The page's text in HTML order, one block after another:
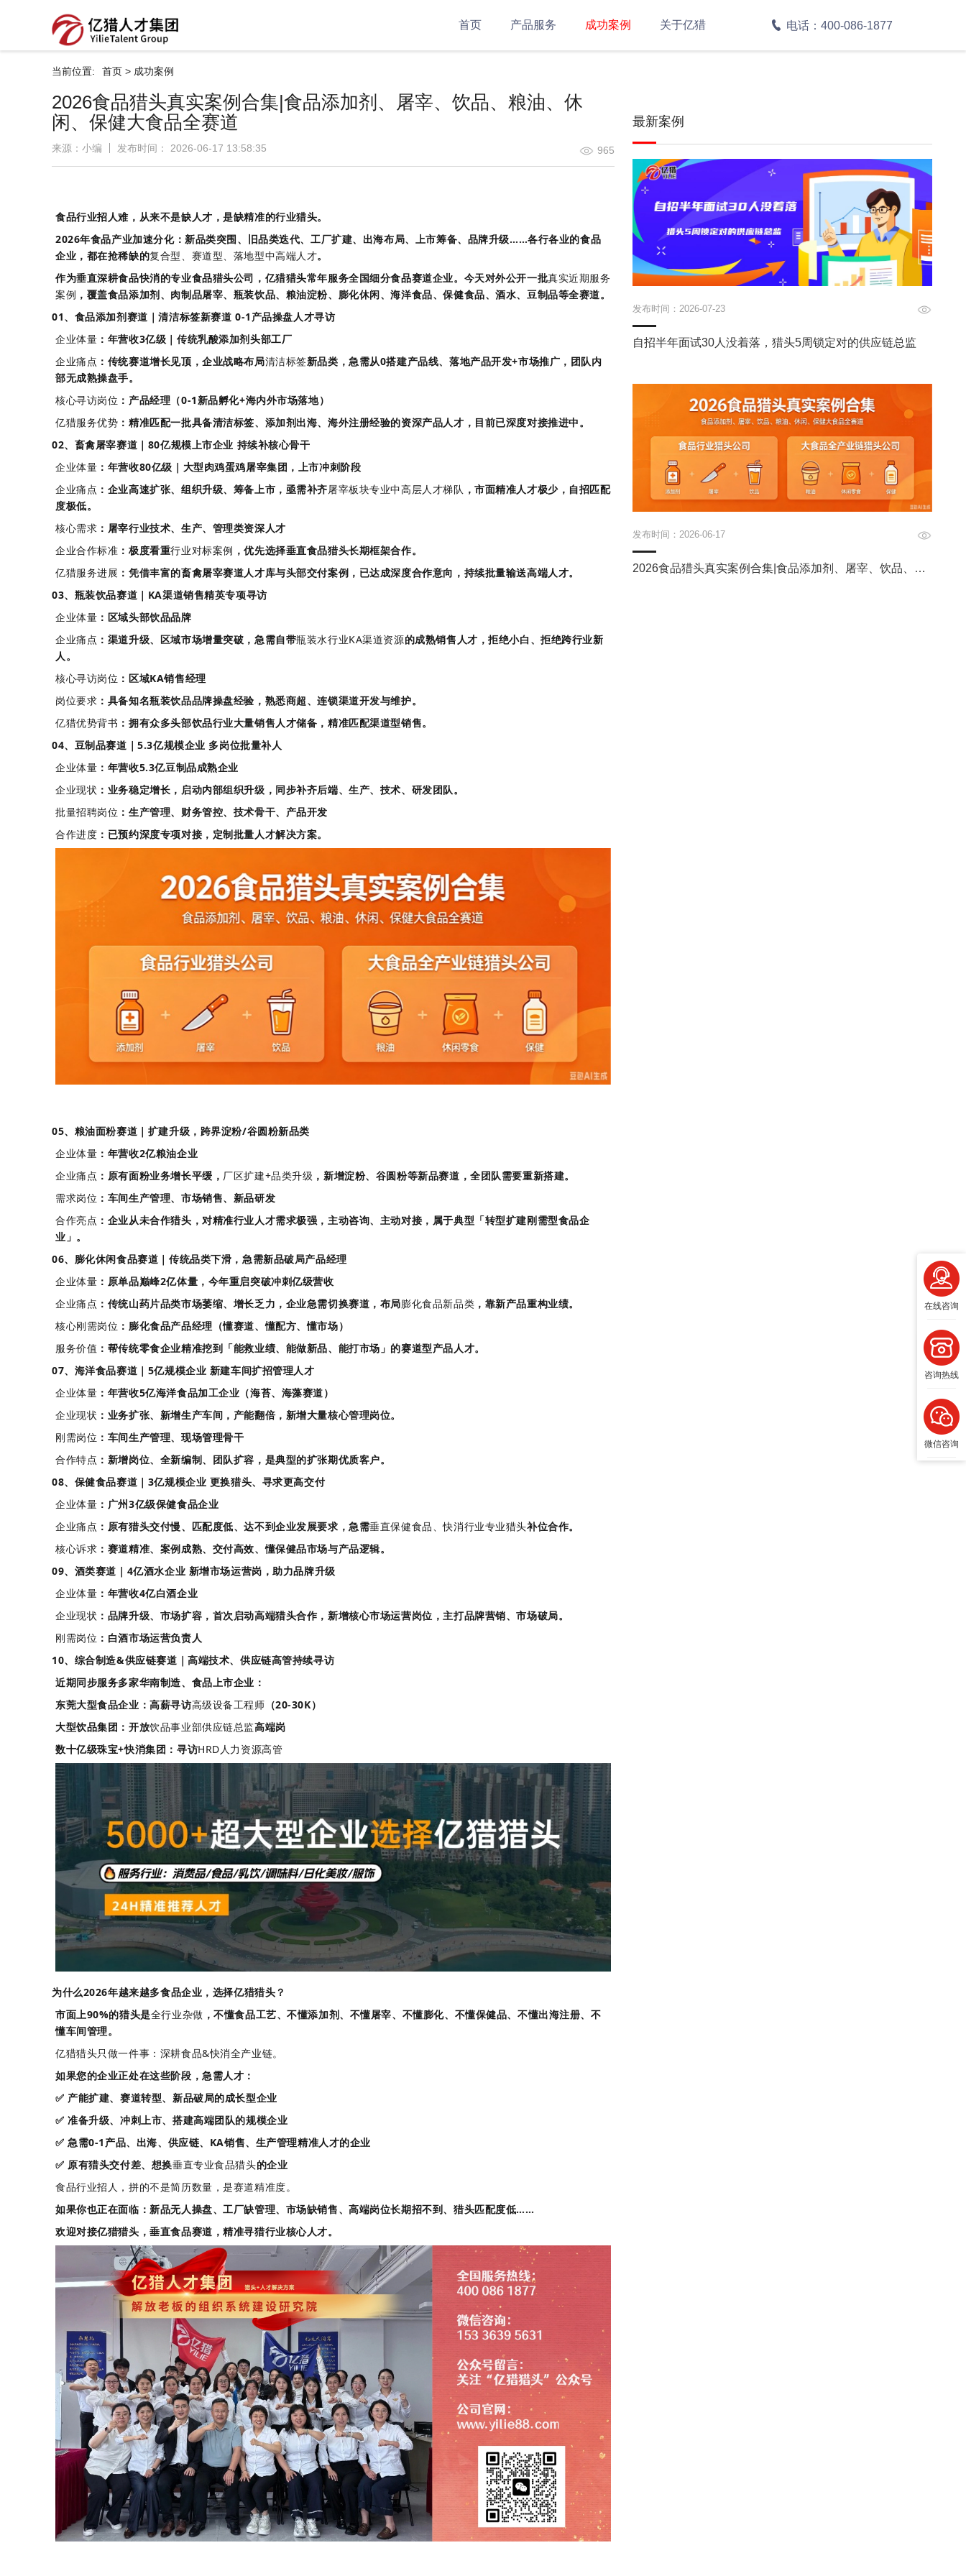
电话：400-086-1877
首页 产品服务 成功案例 关于亿猎
当前位置: 首页 > 成功案例
2026食品猎头真实案例合集|食品添加剂、屠宰、饮品、粮油、休
闲、保健大食品全赛道
来源：小编 发布时间： 2026-06-17 13:58:35 965
食品行业招人难，从来不是缺人才，是缺精准的行业猎头。
2026年食品产业加速分化：新品类突围、旧品类迭代、工厂扩建、出海布局、上市筹备、品牌升级……各行各业的食品
企业，都在抢稀缺的复合型、赛道型、落地型中高端人才。
作为垂直深耕食品快消的专业食品猎头公司 ， 亿猎猎头常年服务全国细分食品赛道企业。今天对外公开一批真实近期服务
案例 ，覆盖食品添加剂、肉制品屠宰、瓶装饮品、粮油淀粉、膨化休闲、海洋食品、保健食品、酒水、豆制品等全赛道。
01、食品添加剂赛道｜清洁标签新赛道 0-1产品操盘人才寻访
企业体量 ：年营收3亿级｜传统乳酸添加剂头部工厂
企业痛点 ：传统赛道增长见顶，企业战略布局清洁标签新品类，急需从0搭建产品线、落地产品开发+市场推广，团队内
部无成熟操盘手。
核心寻访岗位 ：产品经理（0-1新品孵化+海内外市场落地）
亿猎服务优势 ：精准匹配一批具备清洁标签、添加剂出海、海外注册经验的资深产品人才，目前已深度对接推进中。
02、畜禽屠宰赛道｜80亿规模上市企业 持续补核心骨干
企业体量 ：年营收80亿级｜大型肉鸡蛋鸡屠宰集团，上市冲刺阶段
企业痛点 ：企业高速扩张、组织升级、筹备上市，亟需补齐屠宰板块专业中高层人才梯队 ，市面精准人才极少，自招匹配
度极低。
核心需求 ：屠宰行业技术、生产、管理类资深人才
企业合作标准 ：极度看重行业对标案例 ，优先选择垂直食品猎头长期框架合作。
亿猎服务进展 ：凭借丰富的畜禽屠宰赛道人才库与头部交付案例，已达成深度合作意向，持续批量输送高端人才。
03、瓶装饮品赛道｜KA渠道销售精英专项寻访
企业体量 ：区域头部饮品品牌
企业痛点 ：渠道升级、区域市场增量突破，急需自带瓶装水行业KA渠道资源的成熟销售人才，拒绝小白、拒绝跨行业新
人。
核心寻访岗位 ：区域KA销售经理
岗位要求 ：具备知名瓶装饮品品牌操盘经验，熟悉商超、连锁渠道开发与维护。
亿猎优势背书 ：拥有众多头部饮品行业大量销售人才储备，精准匹配渠道型销售。
04、豆制品赛道｜5.3亿规模企业 多岗位批量补人
企业体量 ：年营收5.3亿豆制品成熟企业
企业现状 ：业务稳定增长，启动内部组织升级，同步补齐后端、生产、技术、研发团队。
批量招聘岗位 ：生产管理、财务管控、技术骨干、产品开发
合作进度 ：已预约深度专项对接，定制批量人才解决方案。
05、粮油面粉赛道｜扩建升级，跨界淀粉/谷圆粉新品类
企业体量 ：年营收2亿粮油企业
企业痛点 ：原有面粉业务增长平缓， 厂区扩建+品类升级 ，新增淀粉、谷圆粉等新品赛道，全团队需要重新搭建。
需求岗位 ：车间生产管理、市场销售、新品研发
合作亮点 ：企业从未合作猎头，对精准行业人才需求极强，主动咨询、主动对接，属于典型「转型扩建刚需型食品企
业」。
06、膨化休闲食品赛道｜传统品类下滑，急需新品破局产品经理
企业体量 ：原单品巅峰2亿体量，今年重启突破冲刺亿级营收
企业痛点 ：传统山药片品类市场萎缩、增长乏力，企业急需切换赛道，布局膨化食品新品类 ，靠新产品重构业绩。
核心刚需岗位 ：膨化食品产品经理（懂赛道、懂配方、懂市场）
服务价值 ：帮传统零食企业精准挖到「能救业绩、能做新品、能打市场」的赛道型产品人才。
07、海洋食品赛道｜5亿规模企业 新建车间扩招管理人才
企业体量 ：年营收5亿海洋食品加工企业（海苔、海藻赛道）
企业现状 ：业务扩张、新增生产车间，产能翻倍，新增大量核心管理岗位。
刚需岗位 ：车间生产管理、现场管理骨干
合作特点 ：新增岗位、全新编制、团队扩容，是典型的扩张期优质客户。
08、保健食品赛道｜3亿规模企业 更换猎头、寻求更高交付
企业体量 ：广州3亿级保健食品企业
企业痛点 ：原有猎头交付慢、匹配度低、达不到企业发展要求，急需垂直保健食品、快消行业专业猎头补位合作。
核心诉求 ：赛道精准、案例成熟、交付高效、懂保健品市场与产品逻辑。
09、酒类赛道｜4亿酒水企业 新增市场运营岗，助力品牌升级
企业体量 ：年营收4亿白酒企业
企业现状 ：品牌升级、市场扩容，首次启动高端猎头合作，新增核心市场运营岗位，主打品牌营销、市场破局。
刚需岗位 ：白酒市场运营负责人
10、综合制造&供应链赛道｜高端技术、供应链高管持续寻访
近期同步服务多家华南制造、食品上市企业：
东莞大型食品企业：高薪寻访高级设备工程师 （20-30K）
大型饮品集团：开放饮品事业部供应链总监高端岗
数十亿级珠宝+快消集团：寻访HRD人力资源高管
为什么2026年越来越多食品企业，选择亿猎猎头？
市面上90%的猎头是全行业杂做 ，不懂食品工艺、不懂添加剂、不懂屠宰、不懂膨化、不懂保健品、不懂出海注册、不
懂车间管理。
亿猎猎头只做一件事：深耕食品&快消全产业链。
如果您的企业正处在这些阶段，急需人才：
✅ 产能扩建、赛道转型、新品破局的成长型企业
✅ 准备升级、冲刺上市、搭建高端团队的规模企业
✅ 急需0-1产品、出海、供应链、KA销售、生产管理精准人才的企业
✅ 原有猎头交付差、想换垂直专业食品猎头的企业
食品行业招人，拼的不是简历数量，是赛道精准度。
如果你也正在面临：新品无人操盘、工厂缺管理、市场缺销售、高端岗位长期招不到、猎头匹配度低……
欢迎对接亿猎猎头 ，垂直食品赛道，精准寻猎行业核心人才。
最新案例
发布时间：2026-07-23
自招半年面试30人没着落，猎头5周锁定对的供应链总监
发布时间：2026-06-17
2026食品猎头真实案例合集|食品添加剂、屠宰、饮品、粮
在线咨询
咨询热线
微信咨询